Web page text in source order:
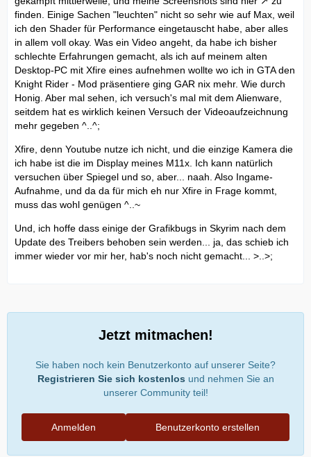
finden. Einige Sachen "leuchten" nicht so sehr wie auf Max, weil
ich den Shader für Performance eingetauscht habe, aber alles
in allem voll okay. Was ein Video angeht, da habe ich bisher
schlechte Erfahrungen gemacht, als ich auf meinem alten
Desktop-PC mit Xfire eines aufnehmen wollte wo ich in GTA den
Knight Rider - Mod präsentiere ging GAR nix mehr. Wie durch
Honig. Aber mal sehen, ich versuch's mal mit dem Alienware,
seitdem hat es wirklich keinen Versuch der Videoaufzeichnung
mehr gegeben ^..^;
Xfire, denn Youtube nutze ich nicht, und die einzige Kamera die
ich habe ist die im Display meines M11x. Ich kann natürlich
versuchen über Spiegel und so, aber... naah. Also Ingame-
Aufnahme, und da da für mich eh nur Xfire in Frage kommt,
muss das wohl genügen ^..~
Und, ich hoffe dass einige der Grafikbugs in Skyrim nach dem
Update des Treibers behoben sein werden... ja, das schieb ich
immer wieder vor mir her, hab's noch nicht gemacht... >..>;
Jetzt mitmachen!
Sie haben noch kein Benutzerkonto auf unserer Seite?
Registrieren Sie sich kostenlos und nehmen Sie an
unserer Community teil!
Benutzerkonto erstellen
Anmelden